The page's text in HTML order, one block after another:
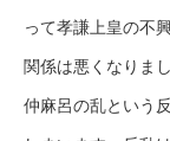
って孝謙上皇の不
関係は悪くなりま
仲麻呂の乱という